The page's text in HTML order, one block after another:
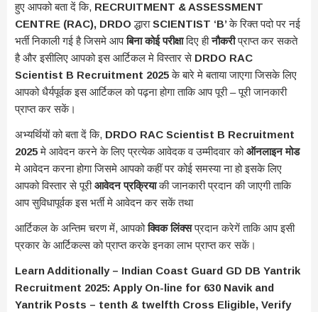
हुए आपको बता दें कि, RECRUITMENT & ASSESSMENT
CENTRE (RAC), DRDOद्धाराSCIENTIST ‘B’के रिक्त पदो पर नई
भर्ती निकाली गई है जिसमे आपबिना कोई परीक्षादिए हीनौकरीप्राप्त कर सकते
है और इसीलिए आपको इस आर्टिकल मे विस्तार से DRDO RAC
Scientist B Recruitment 2025के बारे मे बताया जाएगा जिसके लिए
आपको धैर्यपूर्वक इस आर्टिकल को पढ़ना होगा ताकि आप पूरी – पूरी जानकारी
प्राप्त कर सकें।
अभ्यर्थियों को बता दें कि, DRDO RAC Scientist B Recruitment
2025मे आवेदन करने के लिए प्रत्येक आवेदक व उम्मीदवार कोऑनलाइन मोड
मे आवेदन करना होगा जिसमे आपको कहीं पर कोई समस्या ना हो इसके लिए
आपको विस्तार से पूरीआवेदन प्रक्रियाकी जानकारी प्रदान की जाएगी ताकि
आप सुविधापूर्वक इस भर्ती मे आवेदन कर सकें तथा
आर्टिकल के अन्तिम चरण में, आपकोक्विक लिंक्सप्रदान करेगें ताकि आप इसी
प्रकार के आर्टिकल्स को प्राप्त करके इनका लाभ प्राप्त कर सकें।
Learn Additionally – Indian Coast Guard GD DB Yantrik
Recruitment 2025: Apply On-line for 630 Navik and
Yantrik Posts – tenth & twelfth Cross Eligible, Verify